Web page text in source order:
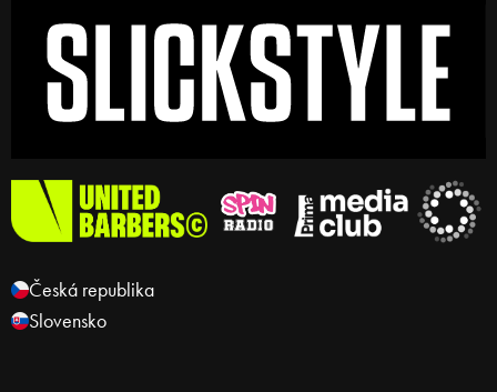
Česká republika
Slovensko